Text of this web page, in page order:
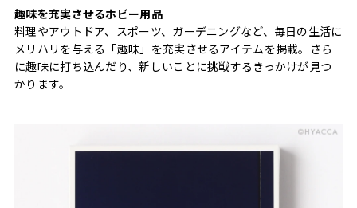
趣味を充実させるホビー用品
料理やアウトドア、スポーツ、ガーデニングなど、毎日の生活に
メリハリを与える「趣味」を充実させるアイテムを掲載。さら
に趣味に打ち込んだり、新しいことに挑戦するきっかけが見つ
かります。